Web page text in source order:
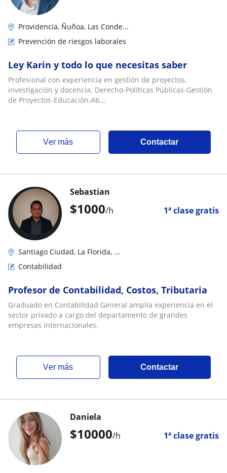
Providencia, Ñuñoa, Las Conde...
Prevención de riesgos laborales
Ley Karin y todo lo que necesitas saber
Profesional con experiencia en gestión de proyectos,
investigación y docencia. Derecho-Políticas Públicas-Gestión
de Proyectos-Educación.Ab...
ver más Contactar
$1000/h 1ª clase gratis
Sebastian
Santiago Ciudad, La Florida, ...
Contabilidad
Profesor de Contabilidad, Costos, Tributaria
Graduado en Contabilidad General amplia experiencia en el
sector privado a cargo del departamento de grandes
empresas internacionales.
ver más Contactar
$10000/h 1ª clase gratis
Daniela